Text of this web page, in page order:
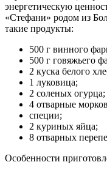
энергетическую
«Стефани» родом из
такие продукты:
500 г винного
500 г говяжьего
2 куска белого
1 луковица;
2 соленых огурца;
4 отварные
специи;
2 куриных яйца;
8 отварных
Особенности